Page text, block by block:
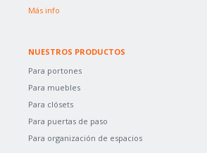
Más info
NUESTROS PRODUCTOS
Para portones
Para muebles
Para clósets
Para puertas de paso
Para organización de espacios